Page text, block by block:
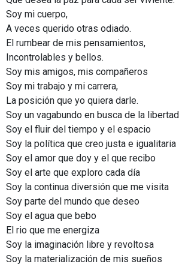
Soy mi cuerpo,
A veces querido otras odiado.
El rumbear de mis pensamientos,
Incontrolables y bellos.
Soy mis amigos, mis compañeros
Soy mi trabajo y mi carrera,
La posición que yo quiera darle.
Soy un vagabundo en busca de la libertad
Soy el fluir del tiempo y el espacio
Soy la política que creo justa e igualitaria
Soy el amor que doy y el que recibo
Soy el arte que exploro cada día
Soy la continua diversión que me visita
Soy parte del mundo que deseo
Soy el agua que bebo
El rio que me energiza
Soy la imaginación libre y revoltosa
Soy la materialización de mis sueños